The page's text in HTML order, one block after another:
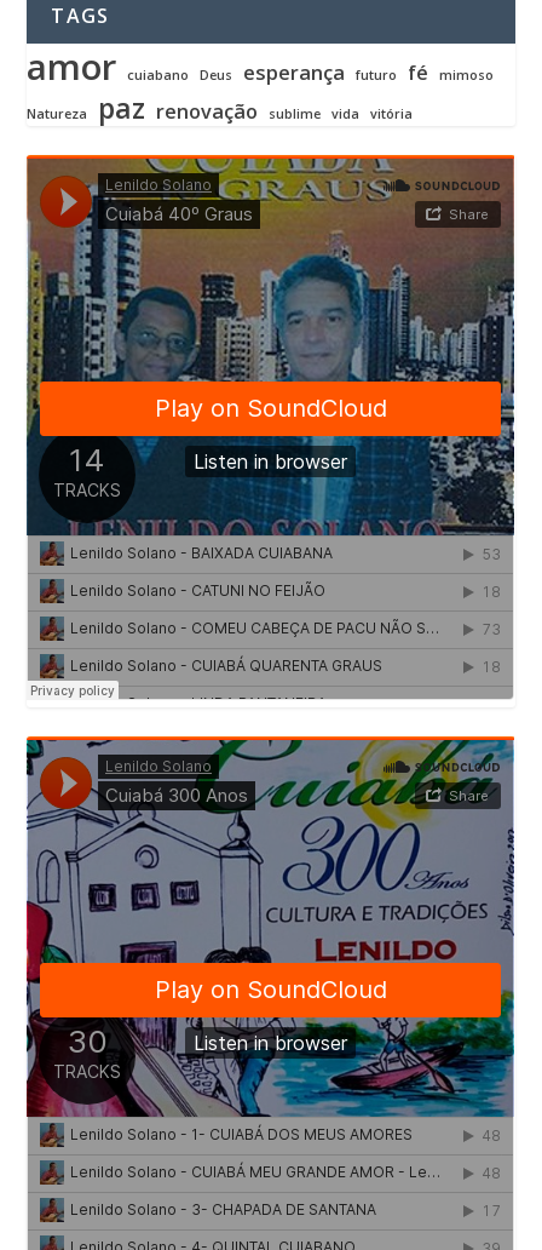
TAGS
amor cuiabano Deus esperança futuro fé mimoso
Natureza paz renovação sublime vida vitória